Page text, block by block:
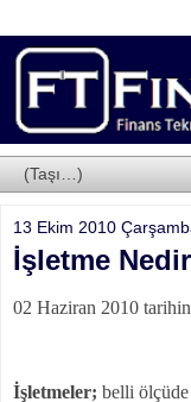
13 Ekim 2010
İşletme
02 Haziran 2010
İşletmeler; belli